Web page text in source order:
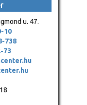
u. 47.
10
738
73